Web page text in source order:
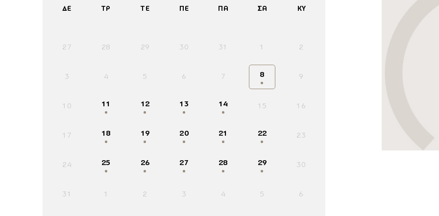
ΔΕ ΤΡ ΤΕ ΠΈ ΠΑ ΣΆ ΚΥ
27 28 29 30 31 1 2
3 4 5 6 7 8 9
10 11 12 13 14 15 16
17 18 19 20 21 22 23
24 25 26 27 28 29 30
31 1 2 3 4 5 6